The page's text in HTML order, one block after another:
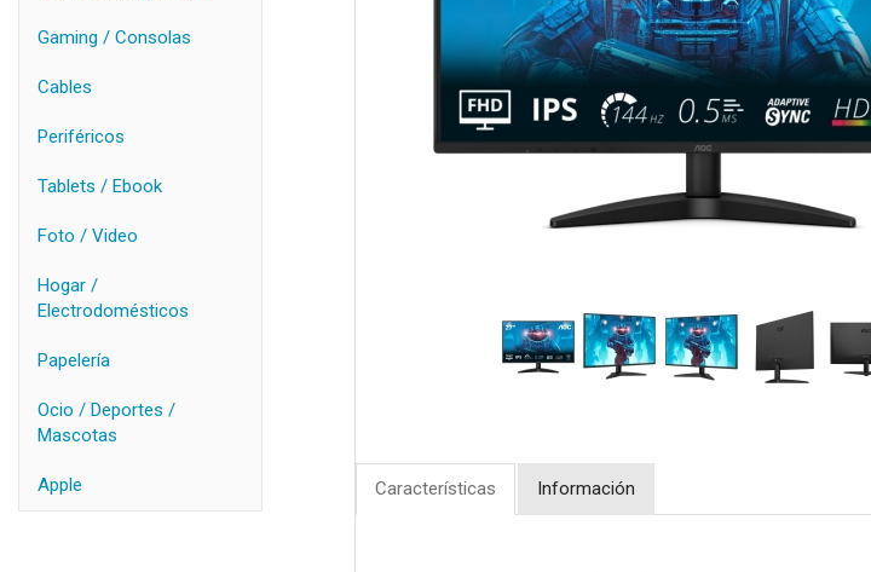
Gaming / Consolas
Cables
Periféricos
Tablets / Ebook
Foto / Video
Hogar /
Electrodomésticos
Papelería
Ocio / Deportes /
Mascotas
Apple Características Información